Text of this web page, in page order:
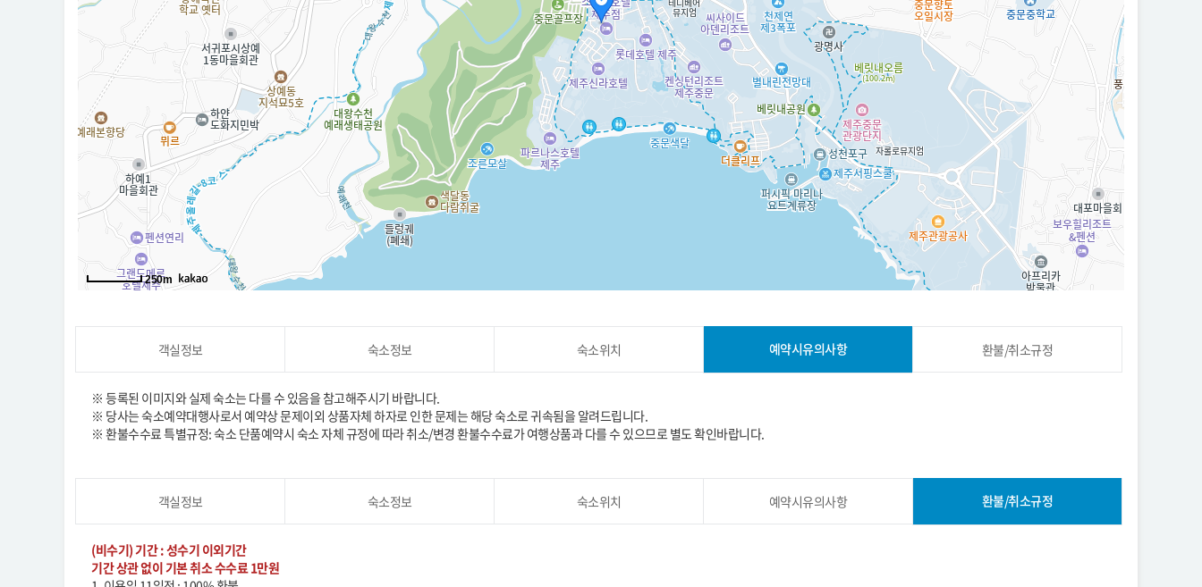
250m
객실정보 숙소정보 숙소위치 예약시유의사항 환불/취소규정
※ 등록된 이미지와 실제 숙소는 다를 수 있음을 참고해주시기 바랍니다.
※ 당사는 숙소예약대행사로서 예약상 문제이외 상품자체 하자로 인한 문제는 해당 숙소로 귀속됨을 알려드립니다.
※ 환불수수료 특별규정: 숙소 단품예약시 숙소 자체 규정에 따라 취소/변경 환불수수료가 여행상품과 다를 수 있으므로 별도 확인바랍니다.
객실정보 숙소정보 숙소위치 예약시유의사항 환불/취소규정
(비수기) 기간 : 성수기 이외기간
기간 상관 없이 기본 취소 수수료 1만원